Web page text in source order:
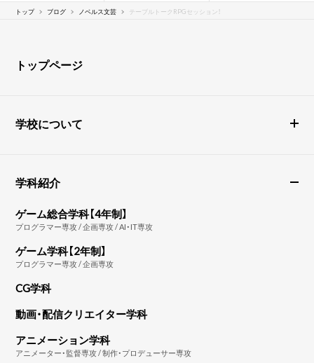
トップ ブログ ノベルス文芸 テーブルトークRPGセッション！
トップページ
学校について
学科紹介
ゲーム総合学科【4年制】
プログラマー専攻 / 企画専攻 / AI・IT専攻
ゲーム学科【2年制】
プログラマー専攻 / 企画専攻
CG学科
動画・配信クリエイター学科
アニメーション学科
アニメーター・監督専攻 / 制作・プロデューサー専攻